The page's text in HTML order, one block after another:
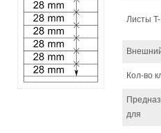
Листы
Кол-во
для